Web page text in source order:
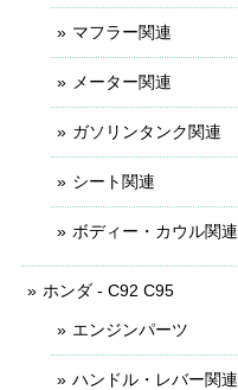
マフラー関連
メーター関連
ガソリンタンク関連
シート関連
ボディー・カウル関連
ホンダ - C92 C95
エンジンパーツ
ハンドル・レバー関連